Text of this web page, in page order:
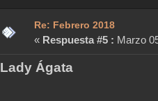
Re: Febrero 2018
« Respuesta #5 : Marzo
Lady Ágata